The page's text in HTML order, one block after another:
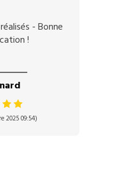
- Bonne
!
2025 09:54)